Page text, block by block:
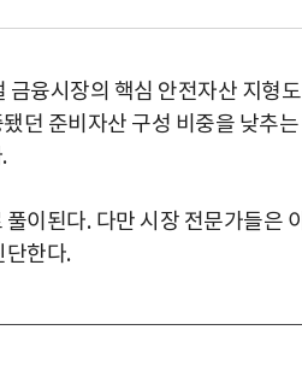
금융시장의 핵심 안전자산 지형도
던 준비자산 구성 비중을 낮추는
.
풀이된다. 다만 시장 전문가들은 이
단한다.